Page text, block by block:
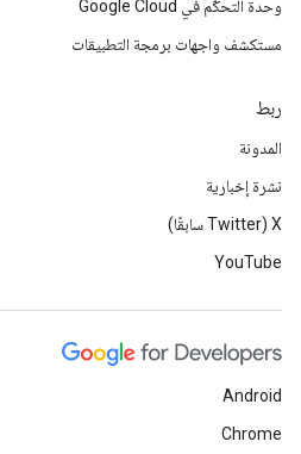
وحدة التحكّم في Google Cloud
مستكشف واجهات برمجة التطبيقات
ربط
المدونة
نشرة إخبارية
‫X ‏(Twitter سابقًا)
YouTube
Android
Chrome